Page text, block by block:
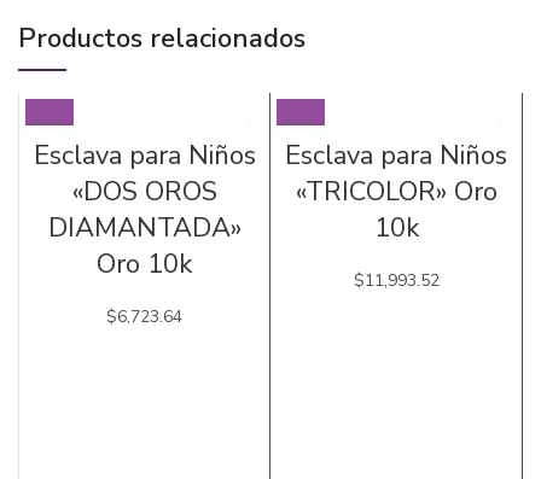
Productos relacionados
Esclava para Niños
«DOS OROS
DIAMANTADA»
Oro 10k
$6,723.64
Esclava para Niños
«TRICOLOR» Oro
10k
$11,993.52